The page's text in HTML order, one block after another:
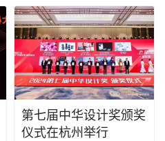
第七届中华设计奖颁奖
仪式在杭州举行